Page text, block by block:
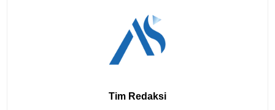
Tim Redaksi